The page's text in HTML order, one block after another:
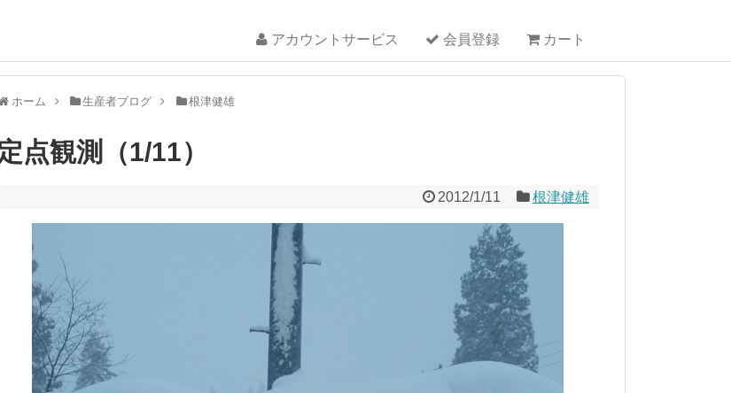
アカウントサービス 会員登録 カート
ホーム 生産者ブログ 根津健雄
点観測（1/11）
2012/1/11 根津健雄